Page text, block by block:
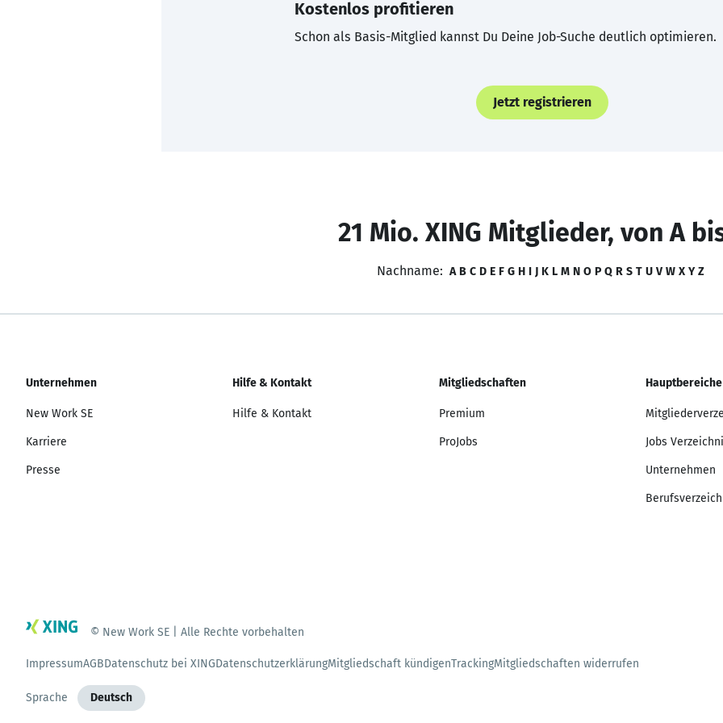
Kostenlos profitieren
Schon als Basis-Mitglied kannst Du Deine Job-Suche deutlich optimieren.
Jetzt registrieren
21 Mio. XING Mitglieder, von A
Nachname: A B C D E F G H I J K L M N O P Q R S T U V W X Y Z
Unternehmen
New Work SE
Karriere
Presse
Hilfe & Kontakt
Hilfe & Kontakt
Mitgliedschaften
Premium
ProJobs
Hauptbereiche
Jobs
Unternehmen
© New Work SE | Alle Rechte vorbehalten
ImpressumAGBDatenschutz bei XINGDatenschutzerklärungMitgliedschaft kündigenTrackingMitgliedschaften widerrufen
Sprache Deutsch